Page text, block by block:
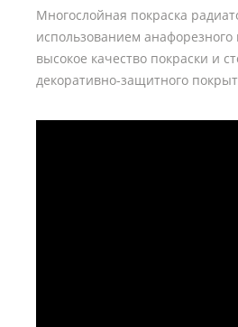
Многослойная покраска
использованием анафорезного
высокое качество покраски и
декоративно-защитного